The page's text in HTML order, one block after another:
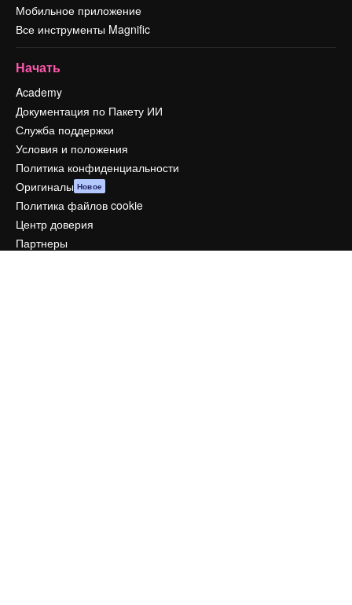
Мобильное приложение
Все инструменты Magnific
Начать
Academy
Документация по Пакету ИИ
Служба поддержки
Условия и положения
Политика конфиденциальности
Оригиналы Новое
Политика файлов cookie
Центр доверия
Партнеры